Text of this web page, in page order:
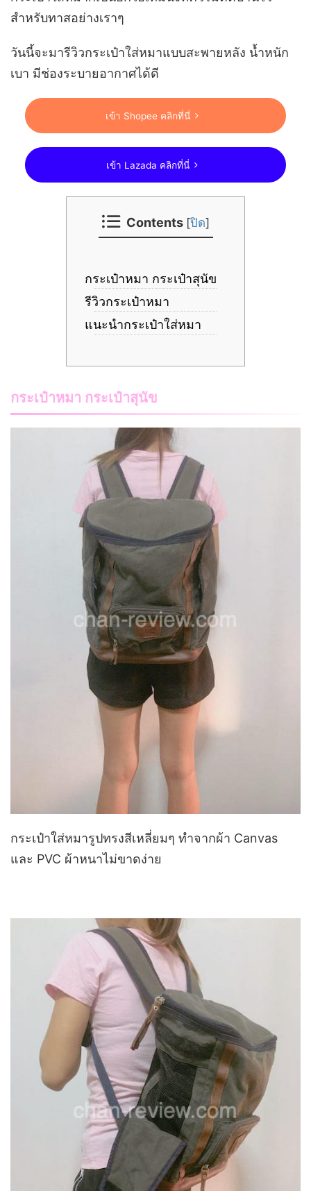
สำหรับทาสอย่างเราๆ
วันนี้จะมารีวิวกระเป๋าใส่หมาแบบสะพายหลัง น้ำหนัก
เบา มีช่องระบายอากาศได้ดี
เข้า Shopee คลิกที่นี่
เข้า Lazada คลิกที่นี่
Contents [ปิด]
กระเป๋าหมา กระเป๋าสุนัข
รีวิวกระเป๋าหมา
แนะนำกระเป๋าใส่หมา
กระเป๋าหมา กระเป๋าสุนัข
กระเป๋าใส่หมารูปทรงสีเหลี่ยมๆ ทำจากผ้า Canvas
และ PVC ผ้าหนาไม่ขาดง่าย